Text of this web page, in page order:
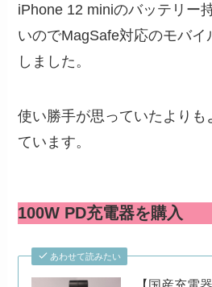
iPhone 12 miniのバッテリー
いのでMagSafe対応のモバイ
しました。
使い勝手が思っていたよりも
ています。
100W PD充電器を購入
あわせて読みたい